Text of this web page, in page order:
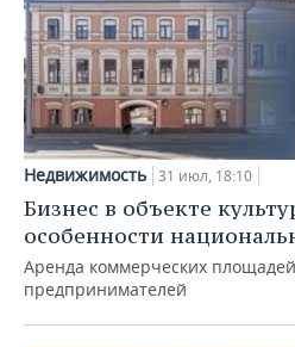
Недвижимость 31 июл, 18:10
Бизнес в объекте
особенности
Аренда коммерческих
предпринимателей